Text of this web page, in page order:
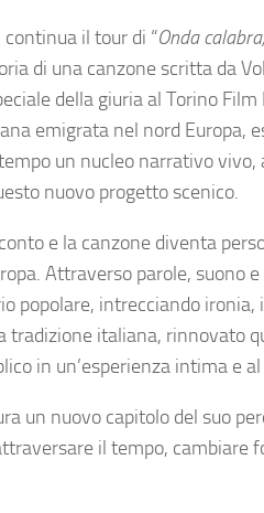
il tour di “Onda
di una canzone scritta da
della giuria al Torino
emigrata nel nord Europa,
un nucleo narrativo
nuovo progetto scenico.
e la canzone diventa
Attraverso parole, suono
popolare, intrecciando
italiana, rinnovato
in un’esperienza intima e
un nuovo capitolo del suo
il tempo, cambiare